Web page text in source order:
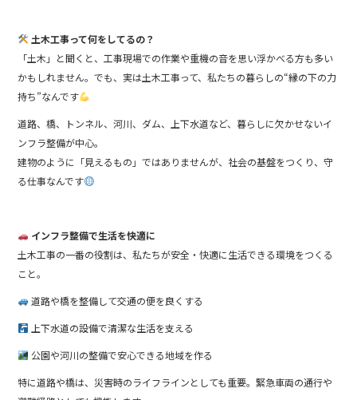
o
o
k
土木工事って何をしてるの？
「土木」と聞くと、工事現場での作業や重機の音を思い浮かべる方も多い
かもしれません。でも、実は土木工事って、私たちの暮らしの“縁の下の力
持ち”なんです
道路、橋、トンネル、河川、ダム、上下水道など、暮らしに欠かせないイ
ンフラ整備が中心。
建物のように「見えるもの」ではありませんが、社会の基盤をつくり、守
る仕事なんです
インフラ整備で生活を快適に
土木工事の一番の役割は、私たちが安全・快適に生活できる環境をつくる
こと。
道路や橋を整備して交通の便を良くする
上下水道の設備で清潔な生活を支える
公園や河川の整備で安心できる地域を作る
特に道路や橋は、災害時のライフラインとしても重要。緊急車両の通行や